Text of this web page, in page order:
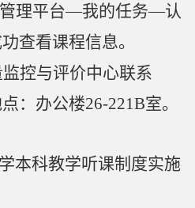
理平台—我的任务—认
查看课程信息。
监控与评价中心联系
：办公楼26-221B室。
本科教学听课制度实施